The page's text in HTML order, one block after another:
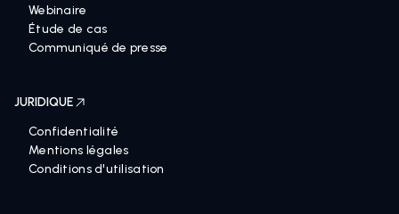
Webinaire
Étude de cas
Communiqué de presse
JURIDIQUE
Confidentialité
Mentions légales
Conditions d'utilisation